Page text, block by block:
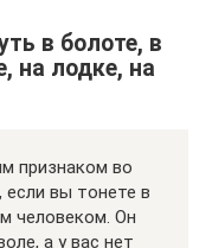
в болоте, в
на лодке, на
признаком во
, если вы тонете в
человеком. Он
а у вас нет